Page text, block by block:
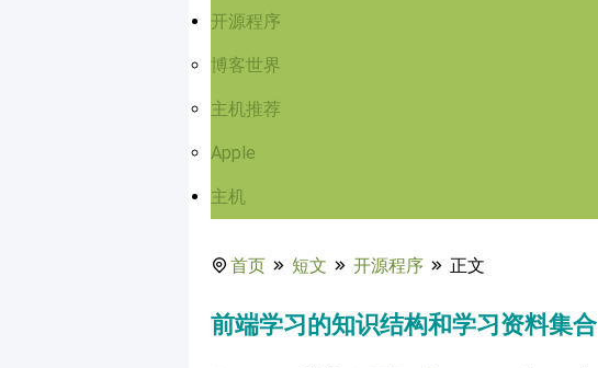
开源程序
博客世界
主机推荐
Apple
主机
首页 短文 开源程序 正文
前端学习的知识结构和学习资料集合